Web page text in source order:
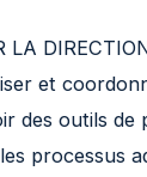
LA
et
des outils
processus